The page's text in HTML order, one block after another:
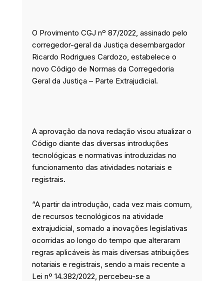
O Provimento CGJ nº 87/2022, assinado pelo
corregedor-geral da Justiça desembargador
Ricardo Rodrigues Cardozo, estabelece o
novo Código de Normas da Corregedoria
Geral da Justiça – Parte Extrajudicial.
A aprovação da nova redação visou atualizar o
Código diante das diversas introduções
tecnológicas e normativas introduzidas no
funcionamento das atividades notariais e
registrais.
“A partir da introdução, cada vez mais comum,
de recursos tecnológicos na atividade
extrajudicial, somado a inovações legislativas
ocorridas ao longo do tempo que alteraram
regras aplicáveis às mais diversas atribuições
notariais e registrais, sendo a mais recente a
Lei nº 14.382/2022, percebeu-se a